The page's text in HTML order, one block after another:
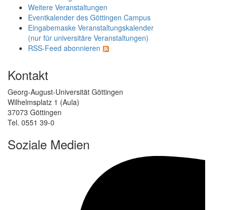
Weitere Veranstaltungen
Eventkalender des Göttingen Campus
Eingabemaske Veranstaltungskalender
(nur für universitäre Veranstaltungen)
RSS-Feed abonnieren
Kontakt
Georg-August-Universität Göttingen
Wilhelmsplatz 1 (Aula)
37073 Göttingen
Tel. 0551 39-0
Soziale Medien